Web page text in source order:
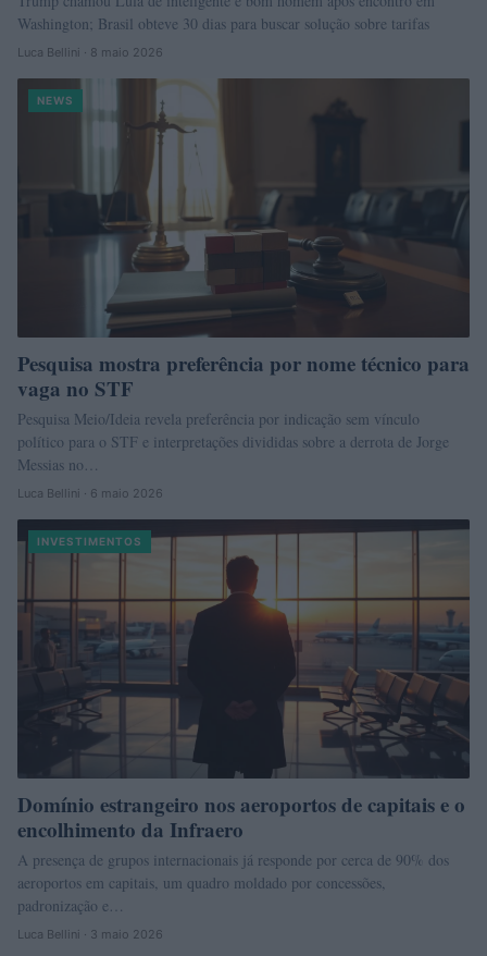
Washington; Brasil obteve 30 dias para buscar solução sobre tarifas
Luca Bellini · 8 maio 2026
NEWS
Pesquisa mostra preferência por nome técnico para
vaga no STF
Pesquisa Meio/Ideia revela preferência por indicação sem vínculo
político para o STF e interpretações divididas sobre a derrota de Jorge
Messias no…
Luca Bellini · 6 maio 2026
INVESTIMENTOS
Domínio estrangeiro nos aeroportos de capitais e o
encolhimento da Infraero
A presença de grupos internacionais já responde por cerca de 90% dos
aeroportos em capitais, um quadro moldado por concessões,
padronização e…
Luca Bellini · 3 maio 2026